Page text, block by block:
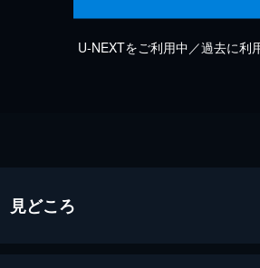
U-NEXTをご利用中／過去に利
見どころ